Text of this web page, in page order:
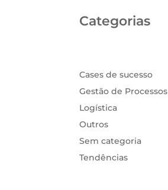
Categorias
Cases de sucesso
Gestão de Processos
Logística
Outros
Sem categoria
Tendências